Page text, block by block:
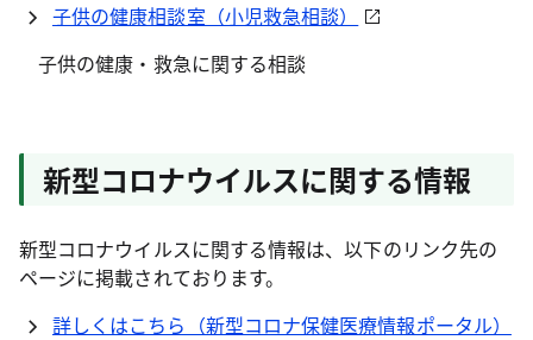
子供の健康相談室（小児救急相談）
子供の健康・救急に関する相談
新型コロナウイルスに関する情報
新型コロナウイルスに関する情報は、以下のリンク先の
ページに掲載されております。
詳しくはこちら（新型コロナ保健医療情報ポータル）